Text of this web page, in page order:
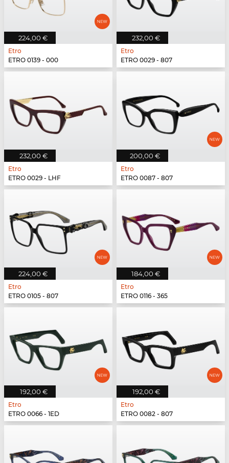
224,00 €
Etro
ETRO 0139 - 000
232,00 €
Etro
ETRO 0029 - 807
232,00 €
Etro
ETRO 0029 - LHF
200,00 €
Etro
ETRO 0087 - 807
224,00 €
Etro
ETRO 0105 - 807
184,00 €
Etro
ETRO 0116 - 365
192,00 €
Etro
ETRO 0066 - 1ED
192,00 €
Etro
ETRO 0082 - 807